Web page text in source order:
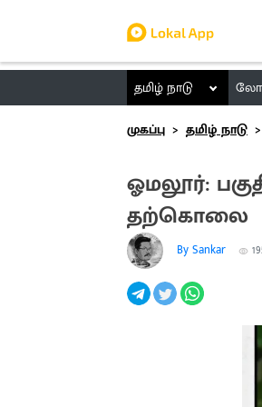
தமிழ் நாடு
முகப்பு
தமிழ் நாடு
ஓமலூர்:
தற்கொலை
By Sankar